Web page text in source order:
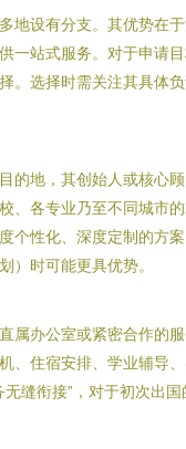
地设有分支。其优势在
一站式服务。对于申请
。选择时需关注其具体
的地，其创始人或核心
、各专业乃至不同城市
个性化、深度定制的方
）时可能更具优势。
属办公室或紧密合作的
、住宿安排、学业辅导
缝衔接”，对于初次出国